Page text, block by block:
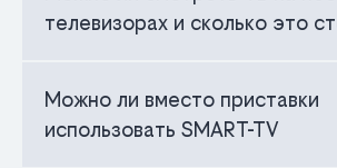
телевизорах и сколько это
Можно ли вместо приставки
использовать SMART-TV